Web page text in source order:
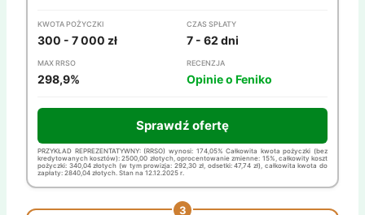
KWOTA POŻYCZKI
300 - 7 000 zł
CZAS SPŁATY
7 - 62 dni
MAX RRSO
298,9%
RECENZJA
Opinie o Feniko
Sprawdź ofertę
PRZYKŁAD REPREZENTATYWNY: (RRSO) wynosi: 174,05% Całkowita kwota pożyczki (bez
kredytowanych kosztów): 2500,00 złotych, oprocentowanie zmienne: 15%, całkowity koszt
pożyczki: 340,04 złotych (w tym prowizja: 292,30 zł, odsetki: 47,74 zł), całkowita kwota do
zapłaty: 2840,04 złotych. Stan na 12.12.2025 r.